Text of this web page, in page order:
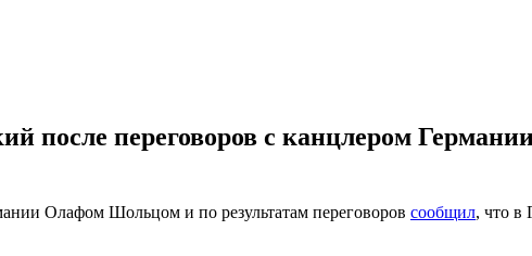
после переговоров с канцлером
Олафом Шольцом и по результатам переговоров сообщил, что в